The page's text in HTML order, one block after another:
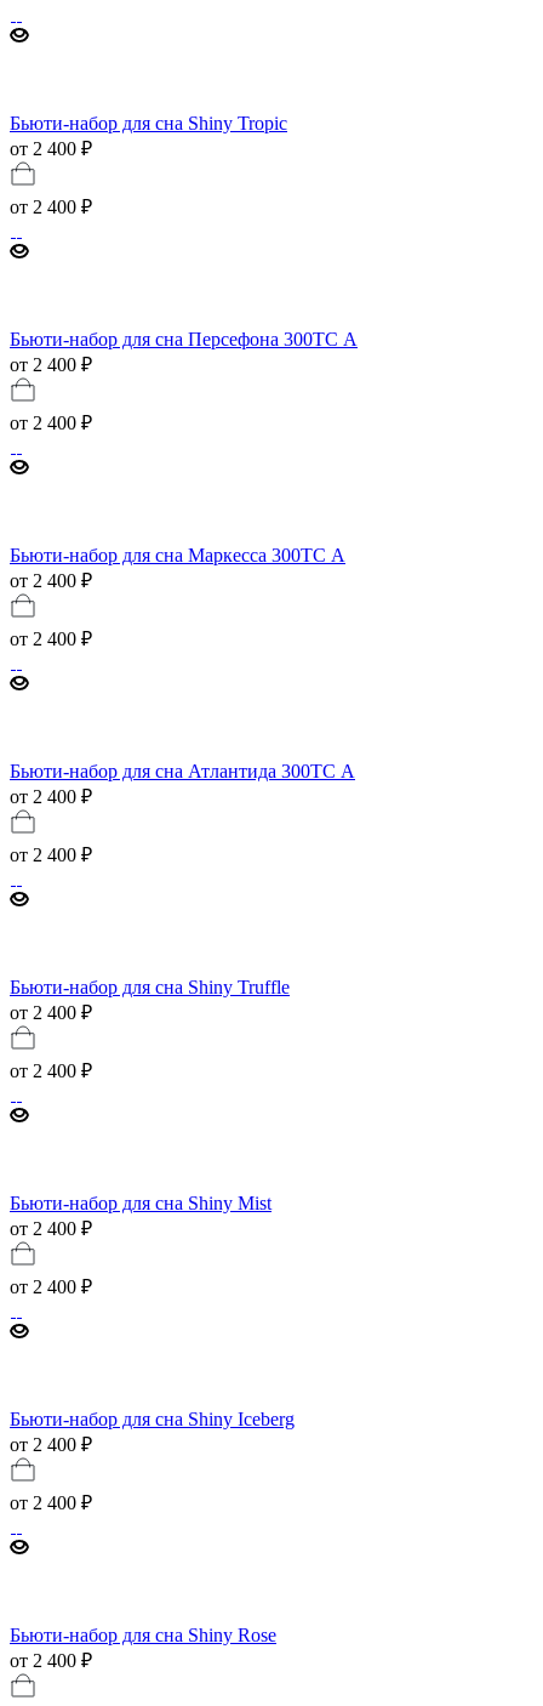
Бьюти-набор для сна Shiny Tropic
от 2 400 ₽
от 2 400 ₽
Бьюти-набор для сна Персефона 300ТС А
от 2 400 ₽
от 2 400 ₽
Бьюти-набор для сна Маркесса 300ТС А
от 2 400 ₽
от 2 400 ₽
Бьюти-набор для сна Атлантида 300ТС А
от 2 400 ₽
от 2 400 ₽
Бьюти-набор для сна Shiny Truffle
от 2 400 ₽
от 2 400 ₽
Бьюти-набор для сна Shiny Mist
от 2 400 ₽
от 2 400 ₽
Бьюти-набор для сна Shiny Iceberg
от 2 400 ₽
от 2 400 ₽
Бьюти-набор для сна Shiny Rose
от 2 400 ₽